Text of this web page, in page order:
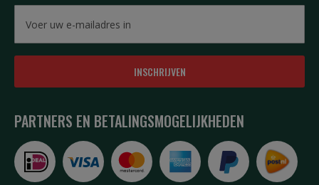
INSCHRIJVEN
PARTNERS EN BETALINGSMOGELIJKHEDEN